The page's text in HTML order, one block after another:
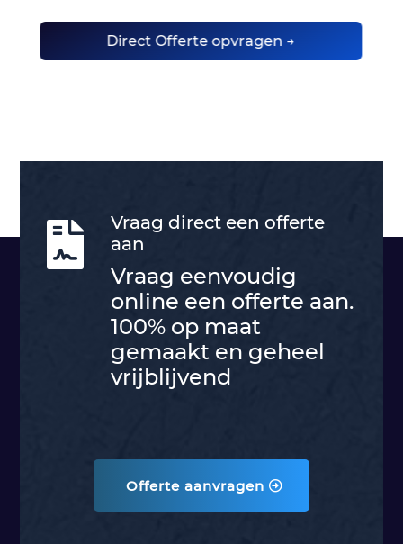
Direct Offerte opvragen →

Vraag direct een offerte
aan
Vraag eenvoudig
online een offerte aan.
100% op maat
gemaakt en geheel
vrijblijvend
Offerte aanvragen